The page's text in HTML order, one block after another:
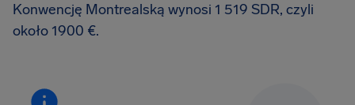
Konwencję Montrealską wynosi 1 519 SDR, czyli
około 1900 €.